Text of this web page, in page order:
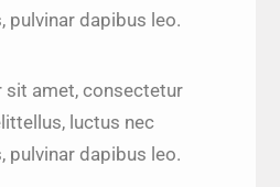
pulvinar dapibus leo.
amet, consectetur
luctus nec
pulvinar dapibus leo.